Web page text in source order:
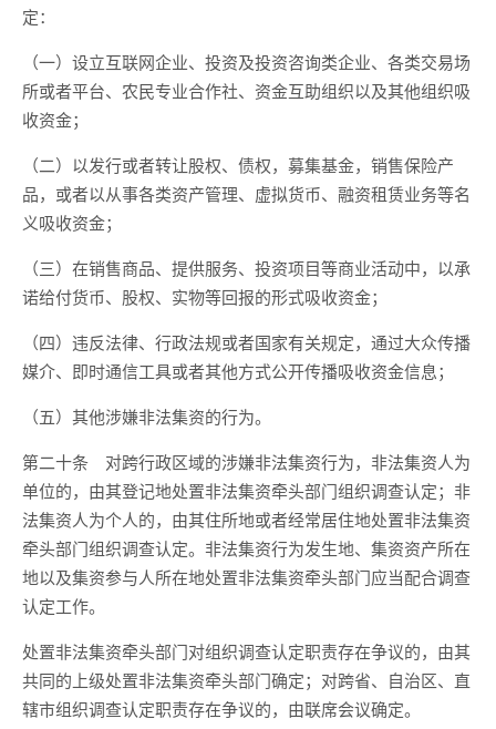
定：
（一）设立互联网企业、投资及投资咨询类企业、各类交易场
所或者平台、农民专业合作社、资金互助组织以及其他组织吸
收资金；
（二）以发行或者转让股权、债权，募集基金，销售保险产
品，或者以从事各类资产管理、虚拟货币、融资租赁业务等名
义吸收资金；
（三）在销售商品、提供服务、投资项目等商业活动中，以承
诺给付货币、股权、实物等回报的形式吸收资金；
（四）违反法律、行政法规或者国家有关规定，通过大众传播
媒介、即时通信工具或者其他方式公开传播吸收资金信息；
（五）其他涉嫌非法集资的行为。
第二十条 对跨行政区域的涉嫌非法集资行为，非法集资人为
单位的，由其登记地处置非法集资牵头部门组织调查认定；非
法集资人为个人的，由其住所地或者经常居住地处置非法集资
牵头部门组织调查认定。非法集资行为发生地、集资资产所在
地以及集资参与人所在地处置非法集资牵头部门应当配合调查
认定工作。
处置非法集资牵头部门对组织调查认定职责存在争议的，由其
共同的上级处置非法集资牵头部门确定；对跨省、自治区、直
辖市组织调查认定职责存在争议的，由联席会议确定。